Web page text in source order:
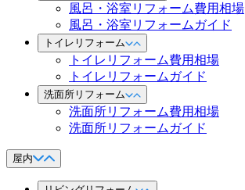
風呂・浴室リフォーム費用相場
風呂・浴室リフォームガイド
トイレリフォーム
トイレリフォーム費用相場
トイレリフォームガイド
洗面所リフォーム
洗面所リフォーム費用相場
洗面所リフォームガイド
屋内